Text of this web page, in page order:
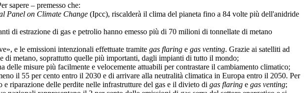
sapere – premesso che:
Panel on Climate Change (Ipcc), riscalderà il clima del pianeta fino a 84 volte più dell'anidride
estrazione di gas e petrolio hanno emesso più di 70 milioni di tonnellate di metano
e le emissioni intenzionali effettuate tramite gas flaring e gas venting. Grazie ai satelliti ad
di metano, soprattutto quelle più importanti, dagli impianti di tutto il mondo;
misure più facilmente e velocemente attuabili per contrastare il cambiamento climatico;
il 55 per cento entro il 2030 e di arrivare alla neutralità climatica in Europa entro il 2050. Per
riparazione delle perdite nelle infrastrutture del gas e il divieto di gas flaring e gas venting;